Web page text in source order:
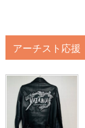
アーチスト応援